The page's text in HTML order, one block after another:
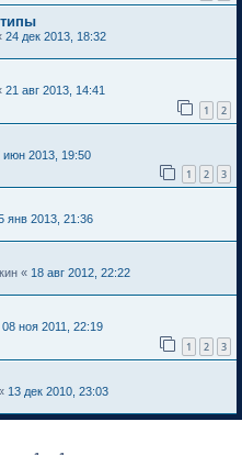
24 дек 2013, 18:32
21 авг 2013, 14:41
1 2
июн 2013, 19:50
1 2 3
янв 2013, 21:36
« 18 авг 2012, 22:22
08 ноя 2011, 22:19
1 2 3
13 дек 2010, 23:03